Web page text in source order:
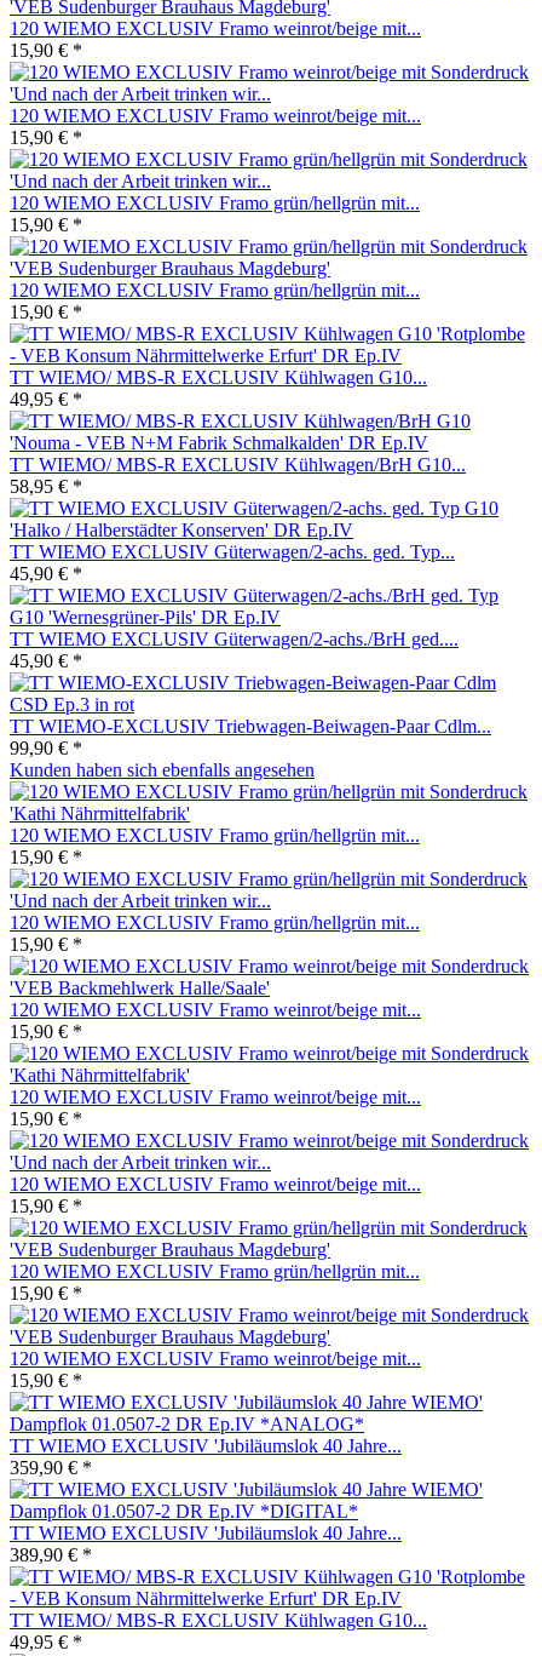
120 WIEMO EXCLUSIV Framo weinrot/beige mit...
15,90 € *
120 WIEMO EXCLUSIV Framo weinrot/beige mit...
15,90 € *
120 WIEMO EXCLUSIV Framo grün/hellgrün mit...
15,90 € *
120 WIEMO EXCLUSIV Framo grün/hellgrün mit...
15,90 € *
TT WIEMO/ MBS-R EXCLUSIV Kühlwagen G10...
49,95 € *
TT WIEMO/ MBS-R EXCLUSIV Kühlwagen/BrH G10...
58,95 € *
TT WIEMO EXCLUSIV Güterwagen/2-achs. ged. Typ...
45,90 € *
TT WIEMO EXCLUSIV Güterwagen/2-achs./BrH ged....
45,90 € *
TT WIEMO-EXCLUSIV Triebwagen-Beiwagen-Paar Cdlm...
99,90 € *
Kunden haben sich ebenfalls angesehen
120 WIEMO EXCLUSIV Framo grün/hellgrün mit...
15,90 € *
120 WIEMO EXCLUSIV Framo grün/hellgrün mit...
15,90 € *
120 WIEMO EXCLUSIV Framo weinrot/beige mit...
15,90 € *
120 WIEMO EXCLUSIV Framo weinrot/beige mit...
15,90 € *
120 WIEMO EXCLUSIV Framo weinrot/beige mit...
15,90 € *
120 WIEMO EXCLUSIV Framo grün/hellgrün mit...
15,90 € *
120 WIEMO EXCLUSIV Framo weinrot/beige mit...
15,90 € *
TT WIEMO EXCLUSIV 'Jubiläumslok 40 Jahre...
359,90 € *
TT WIEMO EXCLUSIV 'Jubiläumslok 40 Jahre...
389,90 € *
TT WIEMO/ MBS-R EXCLUSIV Kühlwagen G10...
49,95 € *